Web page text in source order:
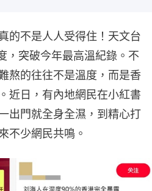
的不是人人受得住！天文台
，突破今年最高溫紀錄。不
熬的往往不是溫度，而是香
近日，有內地網民在小紅書
出門就全身全濕，到精心打
不少網民共鳴。